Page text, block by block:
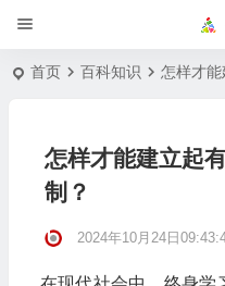
首页 百科知识 怎样才
怎样才能建立起
制？
2024年10月24日